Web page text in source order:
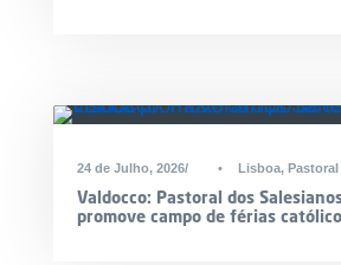
24 de Julho, 2026 • Lisboa,
Valdocco: Pastoral dos
promove campo de férias católico